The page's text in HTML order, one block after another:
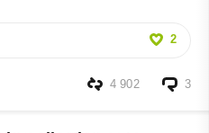
2
3
4 902